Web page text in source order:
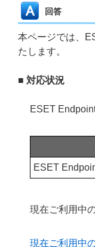
回答
本ページでは、
たします。
■ 対応状況
ESET
ESET
現在ご利用中
現在ご利用中